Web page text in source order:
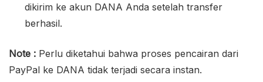
dikirim ke akun DANA Anda setelah transfer
berhasil.
Note : Perlu diketahui bahwa proses pencairan dari
PayPal ke DANA tidak terjadi secara instan.